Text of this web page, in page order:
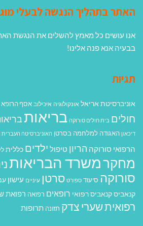
האתר בתהליך הנגשה לבעלי
אנו עושים כל מאמץ להשלים את הנגשת
בבעיה אנא פנה אלינו!
תגיות
אוניברסיטת אריאל אונקולוגיה איכילוב אסף הרופא
חולים בית חולים סורוקה בריאות
דיכאון האגודה למלחמה בסרטן האוניברסיטה העברית
הרפואי סורוקה הריון טיפול ילדים כללית
מחקרמשרד הבריאות
סורוקה סיעוד ספורט סרטן עיניים עישון
קנאביסקנאביס רפואי רופאים רפואה רפואת
רפואיתשערי צדק תזונה תרופות